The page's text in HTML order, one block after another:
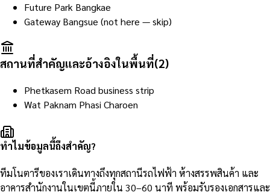
Future Park Bangkae
Gateway Bangsue (not here — skip)
สถานที่สำคัญและอ้างอิงในพื้นที่(2)
Phetkasem Road business strip
Wat Paknam Phasi Charoen
ทำไมข้อมูลนี้ถึงสำคัญ?
ทีมโนตารีของเราเดินทางถึงทุกสถานีรถไฟฟ้า ห้างสรรพสินค้า และ
อาคารสำนักงานในเขตนี้ภายใน 30–60 นาที พร้อมรับรองเอกสารและ